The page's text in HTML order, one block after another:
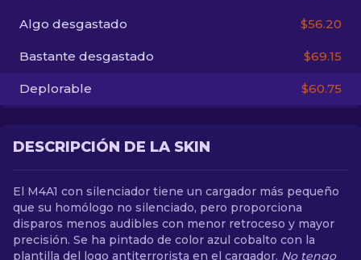
ES
Algo desgastado $56.20
Bastante desgastado $69.15
Deplorable $60.75
DESCRIPCIÓN DE LA SKIN
El M4A1 con silenciador tiene un cargador más pequeño
que su homólogo no silenciado, pero proporciona
disparos menos audibles con menor retroceso y mayor
precisión. Se ha pintado de color azul cobalto con la
plantilla del logo antiterrorista en el cargador. No tengo